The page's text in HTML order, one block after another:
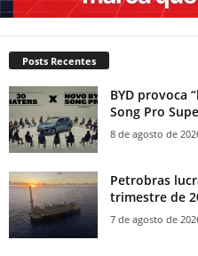
Posts Recentes
BYD provoca
Song Pro
8 de agosto de
Petrobras
trimestre de
7 de agosto de